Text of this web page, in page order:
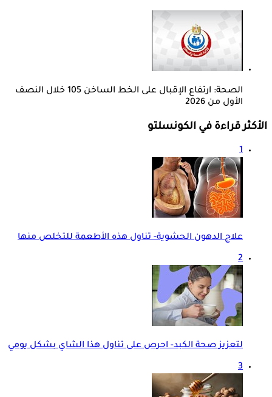
الصحة: ارتفاع الإقبال على الخط الساخن 105 خلال النصف
الأول من 2026
الأكثر قراءة في الكونسلتو
1
علاج الدهون الحشوية- تناول هذه الأطعمة للتخلص منها
2
لتعزيز صحة الكبد- احرص على تناول هذا الشاي بشكل يومي
3